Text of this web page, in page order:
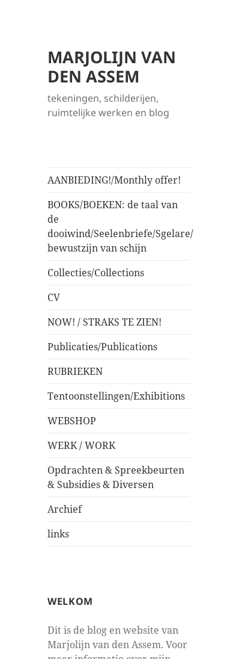
MARJOLIJN VAN
DEN ASSEM
tekeningen, schilderijen,
ruimtelijke werken en blog
AANBIEDING!/Monthly offer!
BOOKS/BOEKEN: de taal van
de
dooiwind/Seelenbriefe/Sgelare/
bewustzijn van schijn
Collecties/Collections
CV
NOW! / STRAKS TE ZIEN!
Publicaties/Publications
RUBRIEKEN
Tentoonstellingen/Exhibitions
WEBSHOP
WERK / WORK
Opdrachten & Spreekbeurten
& Subsidies & Diversen
Archief
links
WELKOM
Dit is de blog en website van
Marjolijn van den Assem. Voor